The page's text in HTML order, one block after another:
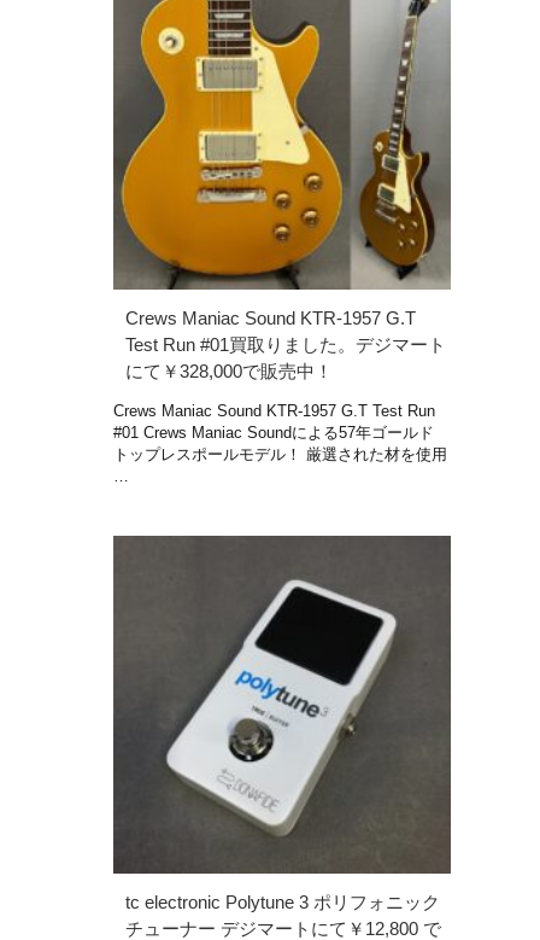
Crews Maniac Sound KTR-1957 G.T
Test Run #01買取りました。デジマート
にて￥328,000で販売中！
Crews Maniac Sound KTR-1957 G.T Test Run
#01 Crews Maniac Soundによる57年ゴールド
トップレスポールモデル！ 厳選された材を使用
tc electronic Polytune 3 ポリフォニック
チューナー デジマートにて￥12,800 で